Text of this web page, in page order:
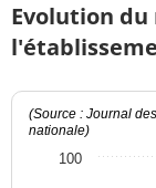
Evolution
(Source : Journal
nationale)
100